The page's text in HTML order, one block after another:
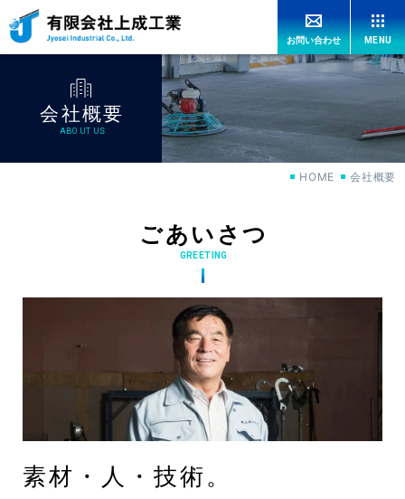
お問い合わせ MENU
HOME
上成工業の強み OUR ADVANTAGES
MACHINERY
特許紹介 PATENT
会社概要 ABOUT US
土間施工Q＆A FAQ
会社概要
ABOUT US
HOME 会社概要
ごあいさつ
GREETING
素材・人・技術。